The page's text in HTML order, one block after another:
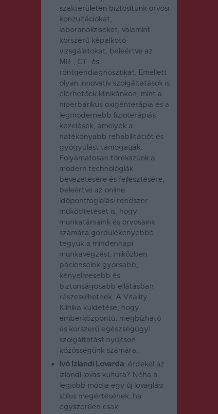
szakterületen biztosítunk orvosi
konzultációkat,
laboranalíziseket, valamint
korszerű képalkotó
vizsgálatokat, beleértve az
MR-, CT- és
röntgendiagnosztikát. Emellett
olyan innovatív szolgáltatások is
elérhetőek klinikánkon, mint a
hiperbarikus oxigénterápia és a
legmodernebb fizioterápiás
kezelések, amelyek a
hatékonyabb rehabilitációt és
gyógyulást támogatják.
Folyamatosan törekszünk a
modern technológiák
bevezetésére és fejlesztésére,
beleértve az online
időpontfoglalási rendszer
működtetését is, hogy
munkatársaink és orvosaink
számára gördülékenyebbé
tegyük a mindennapi
munkavégzést, miközben
pácienseink gyorsabb,
kényelmesebb és
biztonságosabb ellátásban
részesülhetnek. A Vitality
Klinika küldetése, hogy
emberközpontú, megbízható
és korszerű egészségügyi
szolgáltatást nyújtson
közösségünk számára.
Ivó Izlandi Lovarda: érdekel az
izlandi lovas kultúra? Néha a
legjobb módja egy új lovaglási
stílus megértésének, ha
egyszerűen csak